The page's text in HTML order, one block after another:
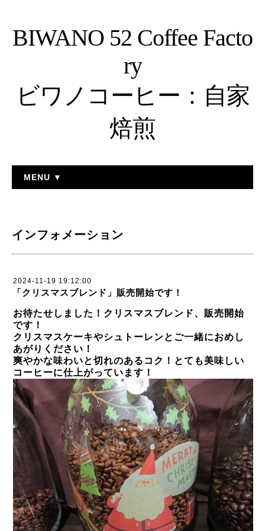
BIWANO 52 Coffee Facto
ry
ビワノコーヒー：自家
焙煎
MENU ▼
インフォメーション
2024-11-19 19:12:00
「クリスマスブレンド」販売開始です！
お待たせしました！クリスマスブレンド、販売開始
です！
クリスマスケーキやシュトーレンとご一緒におめし
あがりください！
爽やかな味わいと切れのあるコク！とても美味しい
コーヒーに仕上がっています！